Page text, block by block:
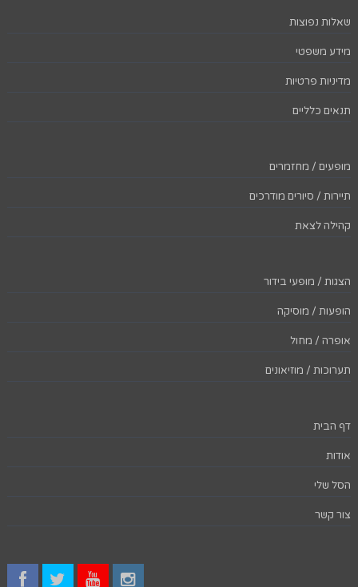
שאלות נפוצות
מידע משפטי
מדיניות פרטיות
תנאים כלליים
מופעים / מחזמרים
תיירות / סיורים מודרכים
קהילה לצאת
הצגות / מופעי בידור
הופעות / מוסיקה
אופרה / מחול
תערוכות / מוזיאונים
דף הבית
אודות
הסל שלי
צור קשר